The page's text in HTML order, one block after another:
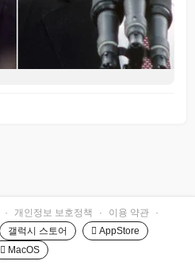
· 개인정보 보호정책 · 이용 약관
·
갤럭시 스토어
 AppStore
 MacOS